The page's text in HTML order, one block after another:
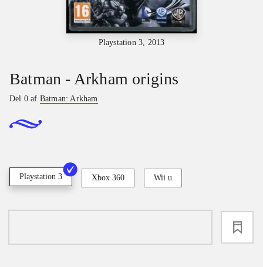
Playstation 3, 2013
Batman - Arkham origins
Del 0 af Batman: Arkham
Playstation 3 Xbox 360 Wii u